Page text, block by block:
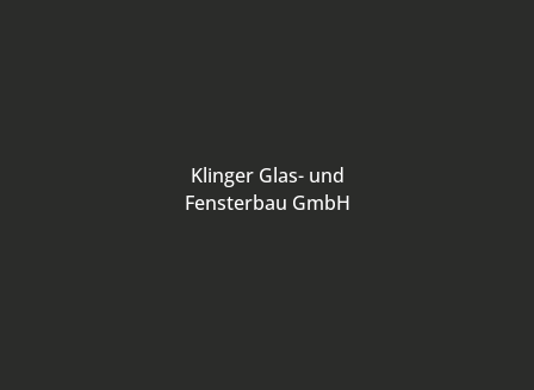
Klinger Glas- und
Fensterbau GmbH